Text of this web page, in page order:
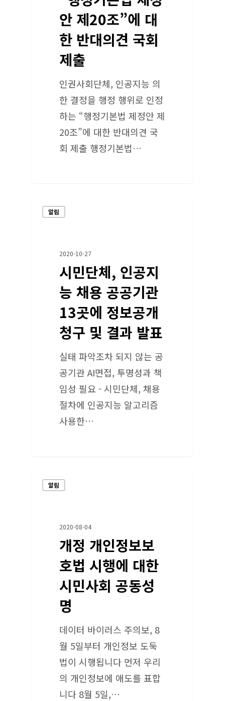
안 제20조”에 대
한 반대의견 국회
제출
인권사회단체, 인공지능 의
한 결정을 행정 행위로 인정
하는 “행정기본법 제정안 제
20조”에 대한 반대의견 국
회 제출 행정기본법…
알림
2020-10-27
시민단체, 인공지
능 채용 공공기관
13곳에 정보공개
청구 및 결과 발표
실태 파악조차 되지 않는 공
공기관 AI면접, 투명성과 책
임성 필요 - 시민단체, 채용
절차에 인공지능 알고리즘
사용한…
알림
2020-08-04
개정 개인정보보
호법 시행에 대한
시민사회 공동성
명
데이터 바이러스 주의보, 8
월 5일부터 개인정보 도둑
법이 시행됩니다 먼저 우리
의 개인정보에 애도를 표합
니다 8월 5일,…